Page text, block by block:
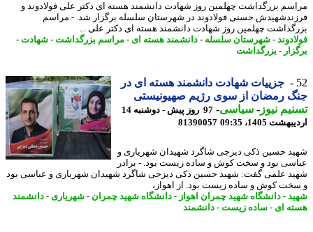
بزرگداشت چهلمین روز شهادت دانشمند هسته ای دکتر علی فولادوند و
حسنی فولادوند در شهرستان سلسله برگزار شد. - مراسم
چهلمین روز شهادت دانشمند هسته ای دکتر علی ...
-شهرستان سلسله-دانشمند هسته ای- مراسم بزرگداشت -شهادت-
- بزرگداشت
جزییات شهادت دانشمند هسته ای در
رمضان از سوی رژیم صهیونیستی
نیوز-سیاسی-
97 روز پیش - دوشنبه 14
1405، 09:35
81390057
حسین ذکی دیزجی شاگرد شهیدان شهریاری و
بود و سخت کوش و ساده زیست بود. - برادر
علمی گفت: شهید حسین ذکی دیزجی شاگرد شهیدان شهریاری و عباسی بود
کوش و ساده زیست بود. از اهواز،
-دانشگاه شهید چمران اهواز -دانشگاه شهید چمران- شهریاری - دانشمند
ای- ساده زیست-دانشمند